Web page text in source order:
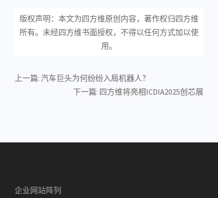
版权声明：本文为四方维原创内容，著作权归四方维
所有。未经四方维书面授权，不得以任何方式加以使
用。
上一篇: 汽车巨头为何纷纷入局机器人？
下一篇: 四方维将亮相ICDIA2025创芯展
企业网站阵列